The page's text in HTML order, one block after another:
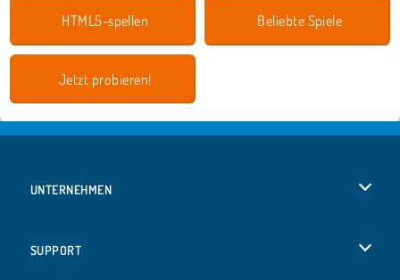
HTML5-spellen Beliebte Spiele
Jetzt probieren!
UNTERNEHMEN
SUPPORT